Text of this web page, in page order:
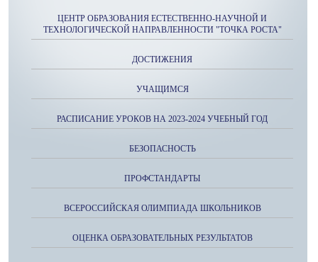
ЦЕНТР ОБРАЗОВАНИЯ ЕСТЕСТВЕННО-НАУЧНОЙ И
ТЕХНОЛОГИЧЕСКОЙ НАПРАВЛЕННОСТИ "ТОЧКА РОСТА"
ДОСТИЖЕНИЯ
УЧАЩИМСЯ
РАСПИСАНИЕ УРОКОВ НА 2023-2024 УЧЕБНЫЙ ГОД
БЕЗОПАСНОСТЬ
ПРОФСТАНДАРТЫ
ВСЕРОССИЙСКАЯ ОЛИМПИАДА ШКОЛЬНИКОВ
ОЦЕНКА ОБРАЗОВАТЕЛЬНЫХ РЕЗУЛЬТАТОВ